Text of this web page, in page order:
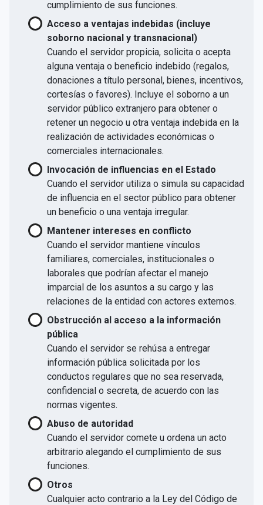
cumplimiento de sus funciones.
Acceso a ventajas indebidas (incluye
soborno nacional y transnacional)
Cuando el servidor propicia, solicita o acepta
alguna ventaja o beneficio indebido (regalos,
donaciones a título personal, bienes, incentivos,
cortesías o favores). Incluye el soborno a un
servidor público extranjero para obtener o
retener un negocio u otra ventaja indebida en la
realización de actividades económicas o
comerciales internacionales.
Invocación de influencias en el Estado
Cuando el servidor utiliza o simula su capacidad
de influencia en el sector público para obtener
un beneficio o una ventaja irregular.
Mantener intereses en conflicto
Cuando el servidor mantiene vínculos
familiares, comerciales, institucionales o
laborales que podrían afectar el manejo
imparcial de los asuntos a su cargo y las
relaciones de la entidad con actores externos.
Obstrucción al acceso a la información
pública
Cuando el servidor se rehúsa a entregar
información pública solicitada por los
conductos regulares que no sea reservada,
confidencial o secreta, de acuerdo con las
normas vigentes.
Abuso de autoridad
Cuando el servidor comete u ordena un acto
arbitrario alegando el cumplimiento de sus
funciones.
Otros
Cualquier acto contrario a la Ley del Código de